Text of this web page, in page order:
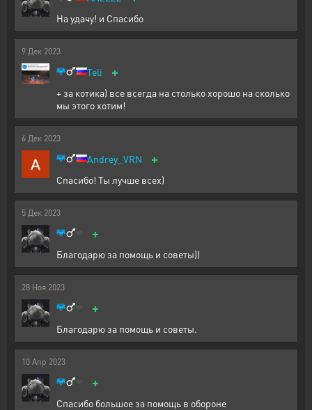
На удачу! и Спасибо
9 Дек 2023
Teli +
+ за котика) все всегда на столько хорошо на сколько
мы этого хотим!
6 Дек 2023
Andrey_VRN +
Спасибо! Ты лучше всех)
5 Дек 2023
+
Благодарю за помощь и советы))
28 Ноя 2023
+
Благодарю за помощь и советы.
10 Апр 2023
+
Спасибо большое за помощь в обороне